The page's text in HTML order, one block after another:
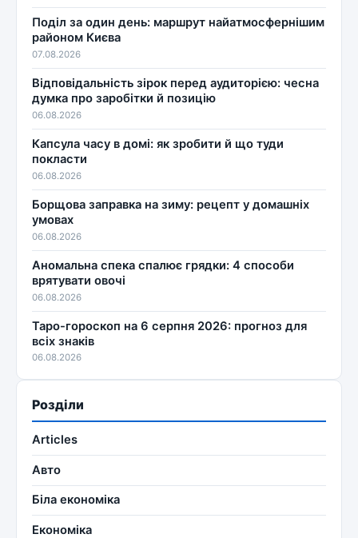
Поділ за один день: маршрут найатмосфернішим
районом Києва
07.08.2026
Відповідальність зірок перед аудиторією: чесна
думка про заробітки й позицію
06.08.2026
Капсула часу в домі: як зробити й що туди
покласти
06.08.2026
Борщова заправка на зиму: рецепт у домашніх
умовах
06.08.2026
Аномальна спека спалює грядки: 4 способи
врятувати овочі
06.08.2026
Таро-гороскоп на 6 серпня 2026: прогноз для
всіх знаків
06.08.2026
Розділи
Articles
Авто
Біла економіка
Економіка